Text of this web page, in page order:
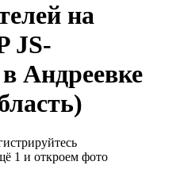
на
JS-
Андреевке
1 и откроем фото